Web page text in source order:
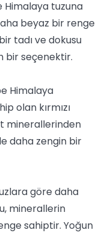
Himalaya tuzuna
beyaz bir renge
tadı ve dokusu
bir seçenektir.
Himalaya
olan kırmızı
minerallerinden
daha zengin bir
göre daha
minerallerin
sahiptir. Yoğun